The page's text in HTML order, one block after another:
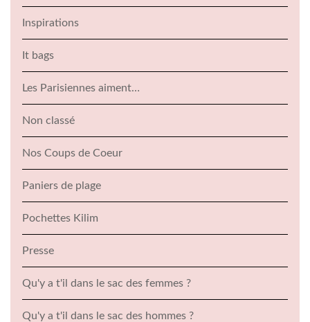
Inspirations
It bags
Les Parisiennes aiment…
Non classé
Nos Coups de Coeur
Paniers de plage
Pochettes Kilim
Presse
Qu'y a t'il dans le sac des femmes ?
Qu'y a t'il dans le sac des hommes ?